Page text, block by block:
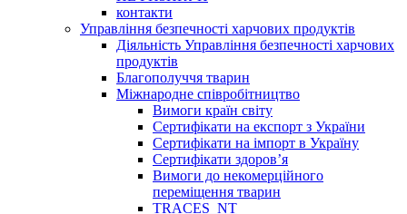
контакти
Управління безпечності харчових продуктів
Діяльність Управління безпечності харчових
продуктів
Благополуччя тварин
Міжнародне співробітництво
Вимоги країн світу
Сертифікати на експорт з України
Сертифікати на імпорт в Україну
Сертифікати здоров’я
Вимоги до некомерційного
переміщення тварин
TRACES_NT